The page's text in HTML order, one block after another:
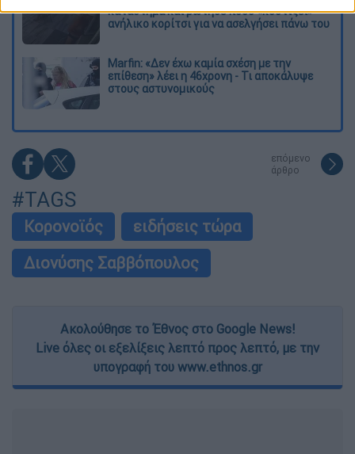
κατάστημα και ρώτησε πόσο «κοστίζει»
ανήλικο κορίτσι για να ασελγήσει πάνω του
Marfin: «Δεν έχω καμία σχέση με την
επίθεση» λέει η 46χρονη - Τι αποκάλυψε
στους αστυνομικούς
επόμενο
άρθρο
#TAGS
Κορονοϊός
ειδήσεις τώρα
Διονύσης Σαββόπουλος
Ακολούθησε το Έθνος στο Google News!
Live όλες οι εξελίξεις λεπτό προς λεπτό, με την
υπογραφή του www.ethnos.gr